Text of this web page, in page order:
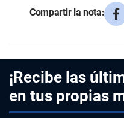
Compartir la nota:
¡Recibe las
en tus propias